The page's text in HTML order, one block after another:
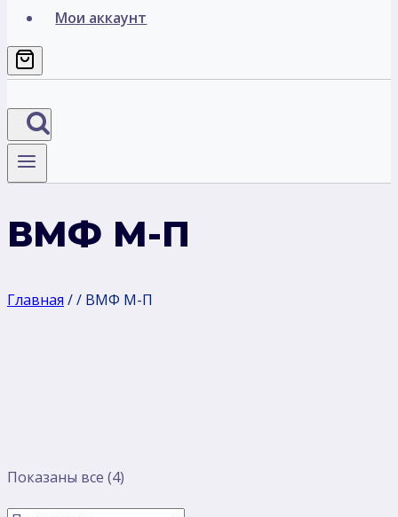
Мои аккаунт
ВМФ М-П
Главная // ВМФ М-П
Показаны все (4)
самые